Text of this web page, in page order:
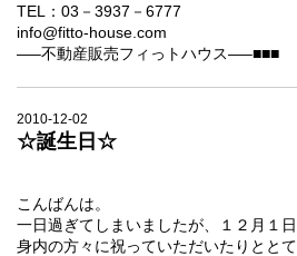
TEL：03－3937－6777
info@fitto-house.com
—–不動産販売フィっトハウス—–■■■
2010-12-02
☆誕生日☆
こんばんは。
一日過ぎてしまいましたが、１２月１
身内の方々に祝っていただいたりとと